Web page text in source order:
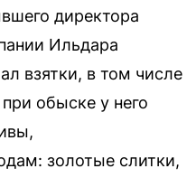
директора
Ильдара
взятки, в том числе
обыске у него
золотые слитки,